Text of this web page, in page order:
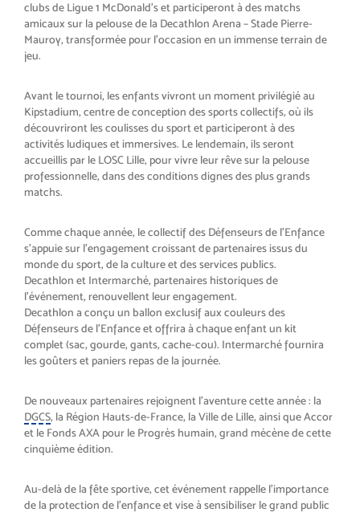
clubs de Ligue 1 McDonald’s et participeront à des matchs
amicaux sur la pelouse de la Decathlon Arena – Stade Pierre-
Mauroy, transformée pour l’occasion en un immense terrain de
jeu.
Avant le tournoi, les enfants vivront un moment privilégié au
Kipstadium, centre de conception des sports collectifs, où ils
découvriront les coulisses du sport et participeront à des
activités ludiques et immersives. Le lendemain, ils seront
accueillis par le LOSC Lille, pour vivre leur rêve sur la pelouse
professionnelle, dans des conditions dignes des plus grands
matchs.
Comme chaque année, le collectif des Défenseurs de l’Enfance
s’appuie sur l’engagement croissant de partenaires issus du
monde du sport, de la culture et des services publics.
Decathlon et Intermarché, partenaires historiques de
l’événement, renouvellent leur engagement.
Decathlon a conçu un ballon exclusif aux couleurs des
Défenseurs de l’Enfance et offrira à chaque enfant un kit
complet (sac, gourde, gants, cache-cou). Intermarché fournira
les goûters et paniers repas de la journée.
De nouveaux partenaires rejoignent l’aventure cette année : la
DGCS, la Région Hauts-de-France, la Ville de Lille, ainsi que Accor
et le Fonds AXA pour le Progrès humain, grand mécène de cette
cinquième édition.
Au-delà de la fête sportive, cet événement rappelle l’importance
de la protection de l’enfance et vise à sensibiliser le grand public